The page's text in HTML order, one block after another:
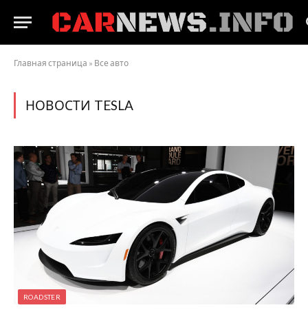
Главная страница » Все авто
НОВОСТИ TESLA
ROADSTER